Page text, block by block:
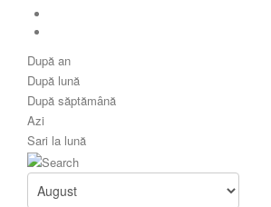
După an
După lună
După săptămână
Azi
Sari la lună